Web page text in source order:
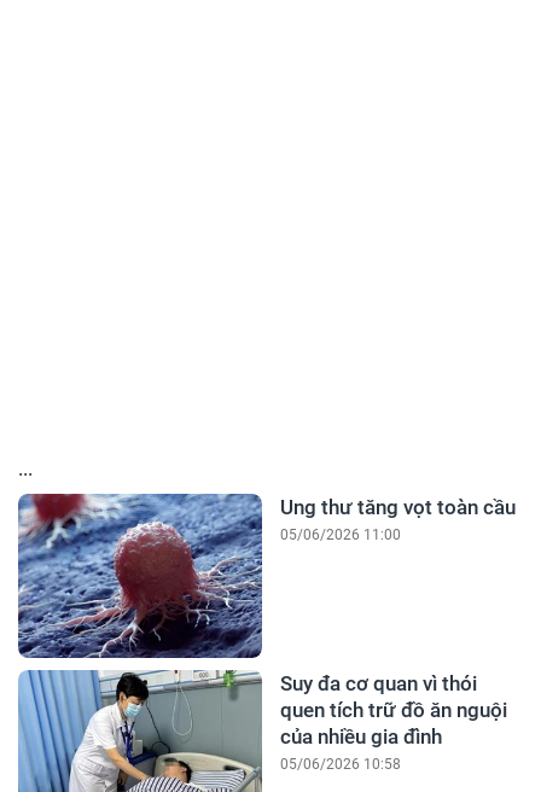
...
Ung thư tăng vọt toàn cầu
05/06/2026 11:00
Suy đa cơ quan vì thói
quen tích trữ đồ ăn nguội
của nhiều gia đình
05/06/2026 10:58